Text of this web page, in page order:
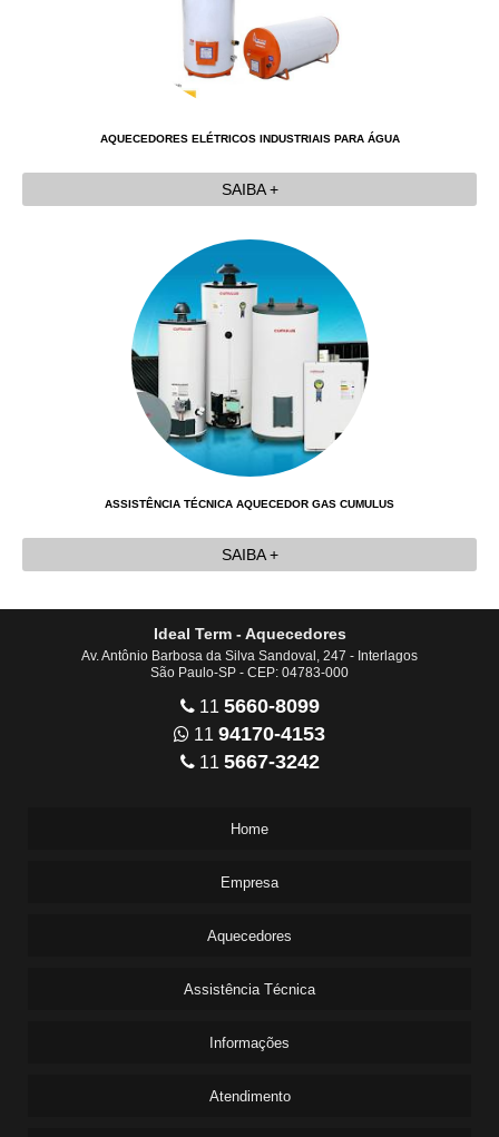
AQUECEDORES ELÉTRICOS INDUSTRIAIS PARA ÁGUA
SAIBA +
ASSISTÊNCIA TÉCNICA AQUECEDOR GAS CUMULUS
SAIBA +
Ideal Term - Aquecedores
Av. Antônio Barbosa da Silva Sandoval, 247 - Interlagos
São Paulo-SP - CEP: 04783-000
11 5660-8099
11 94170-4153
11 5667-3242
Home
Empresa
Aquecedores
Assistência Técnica
Informações
Atendimento